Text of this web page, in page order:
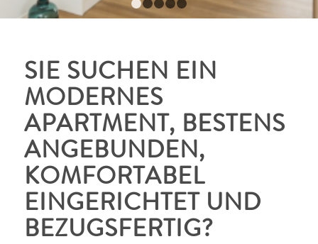
2 3
SIE SUCHEN EIN
MODERNES
APARTMENT, BESTENS
ANGEBUNDEN,
KOMFORTABEL
EINGERICHTET UND
BEZUGSFERTIG?